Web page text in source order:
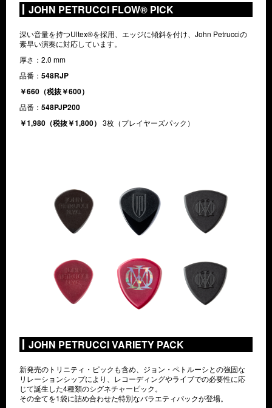
JOHN PETRUCCI FLOW® PICK
深い音量を持つUltex®を採用、エッジに傾斜を付け、John Petrucciの
素早い演奏に対応しています。
厚さ：2.0 mm
品番： 548RJP
￥660（税抜￥600）
品番： 548PJP200
￥1,980（税抜￥1,800） 3枚（プレイヤーズパック）
JOHN PETRUCCI VARIETY PACK
新発売のトリニティ・ピックも含め、ジョン・ペトルーシとの強固な
リレーションシップにより、レコーディングやライブでの必要性に応
じて誕生した4種類のシグネチャーピック。
その全てを1袋に詰め合わせた特別なバラエティパックが登場。